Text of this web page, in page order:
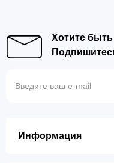
Хотите быть
Информация